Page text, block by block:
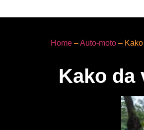
Home –Auto-moto –
Kako da